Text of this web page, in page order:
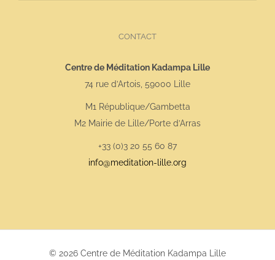
CONTACT
Centre de Méditation Kadampa Lille
74 rue d’Artois, 59000 Lille
M1 République/Gambetta
M2 Mairie de Lille/Porte d’Arras
+33 (0)3 20 55 60 87
info@meditation-lille.org
© 2026 Centre de Méditation Kadampa Lille